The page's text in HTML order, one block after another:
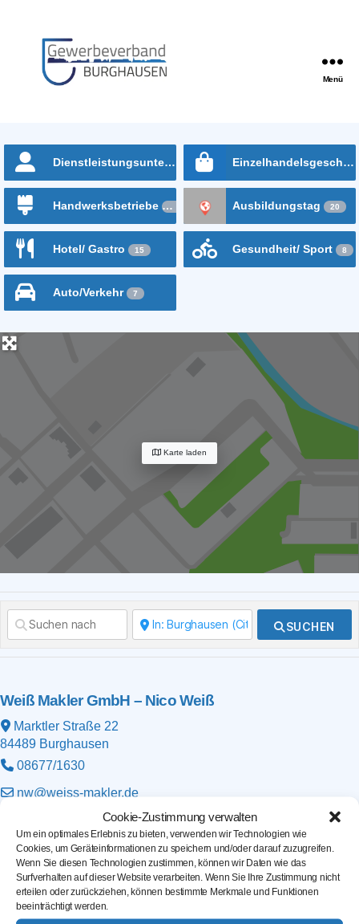
Cookie-Zustimmung verwalten
Um ein optimales Erlebnis zu bieten, verwenden wir Technologien wie
Cookies, um Geräteinformationen zu speichern und/oder darauf zuzugreifen.
Wenn Sie diesen Technologien zustimmen, können wir Daten wie das
Surfverhalten auf dieser Website verarbeiten. Wenn Sie Ihre Zustimmung nicht
erteilen oder zurückziehen, können bestimmte Merkmale und Funktionen
beeinträchtigt werden.
Menü
Dienstleistungsunternehmen Einzelhandelsgeschäfte
Handwerksbetriebe32 Ausbildungstag 20
Hotel/ Gastro 15 Gesundheit/ Sport 8
Auto/Verkehr 7
Karte laden
SUCHEN
Weiß Makler GmbH – Nico Weiß
Marktler Straße 22
84489 Burghausen
08677/1630
nw@weiss-makler.de
Möbel Rauschecker GmbH & Co. KG
Adolf-Bauer-Str. 34
84543 Winhöring